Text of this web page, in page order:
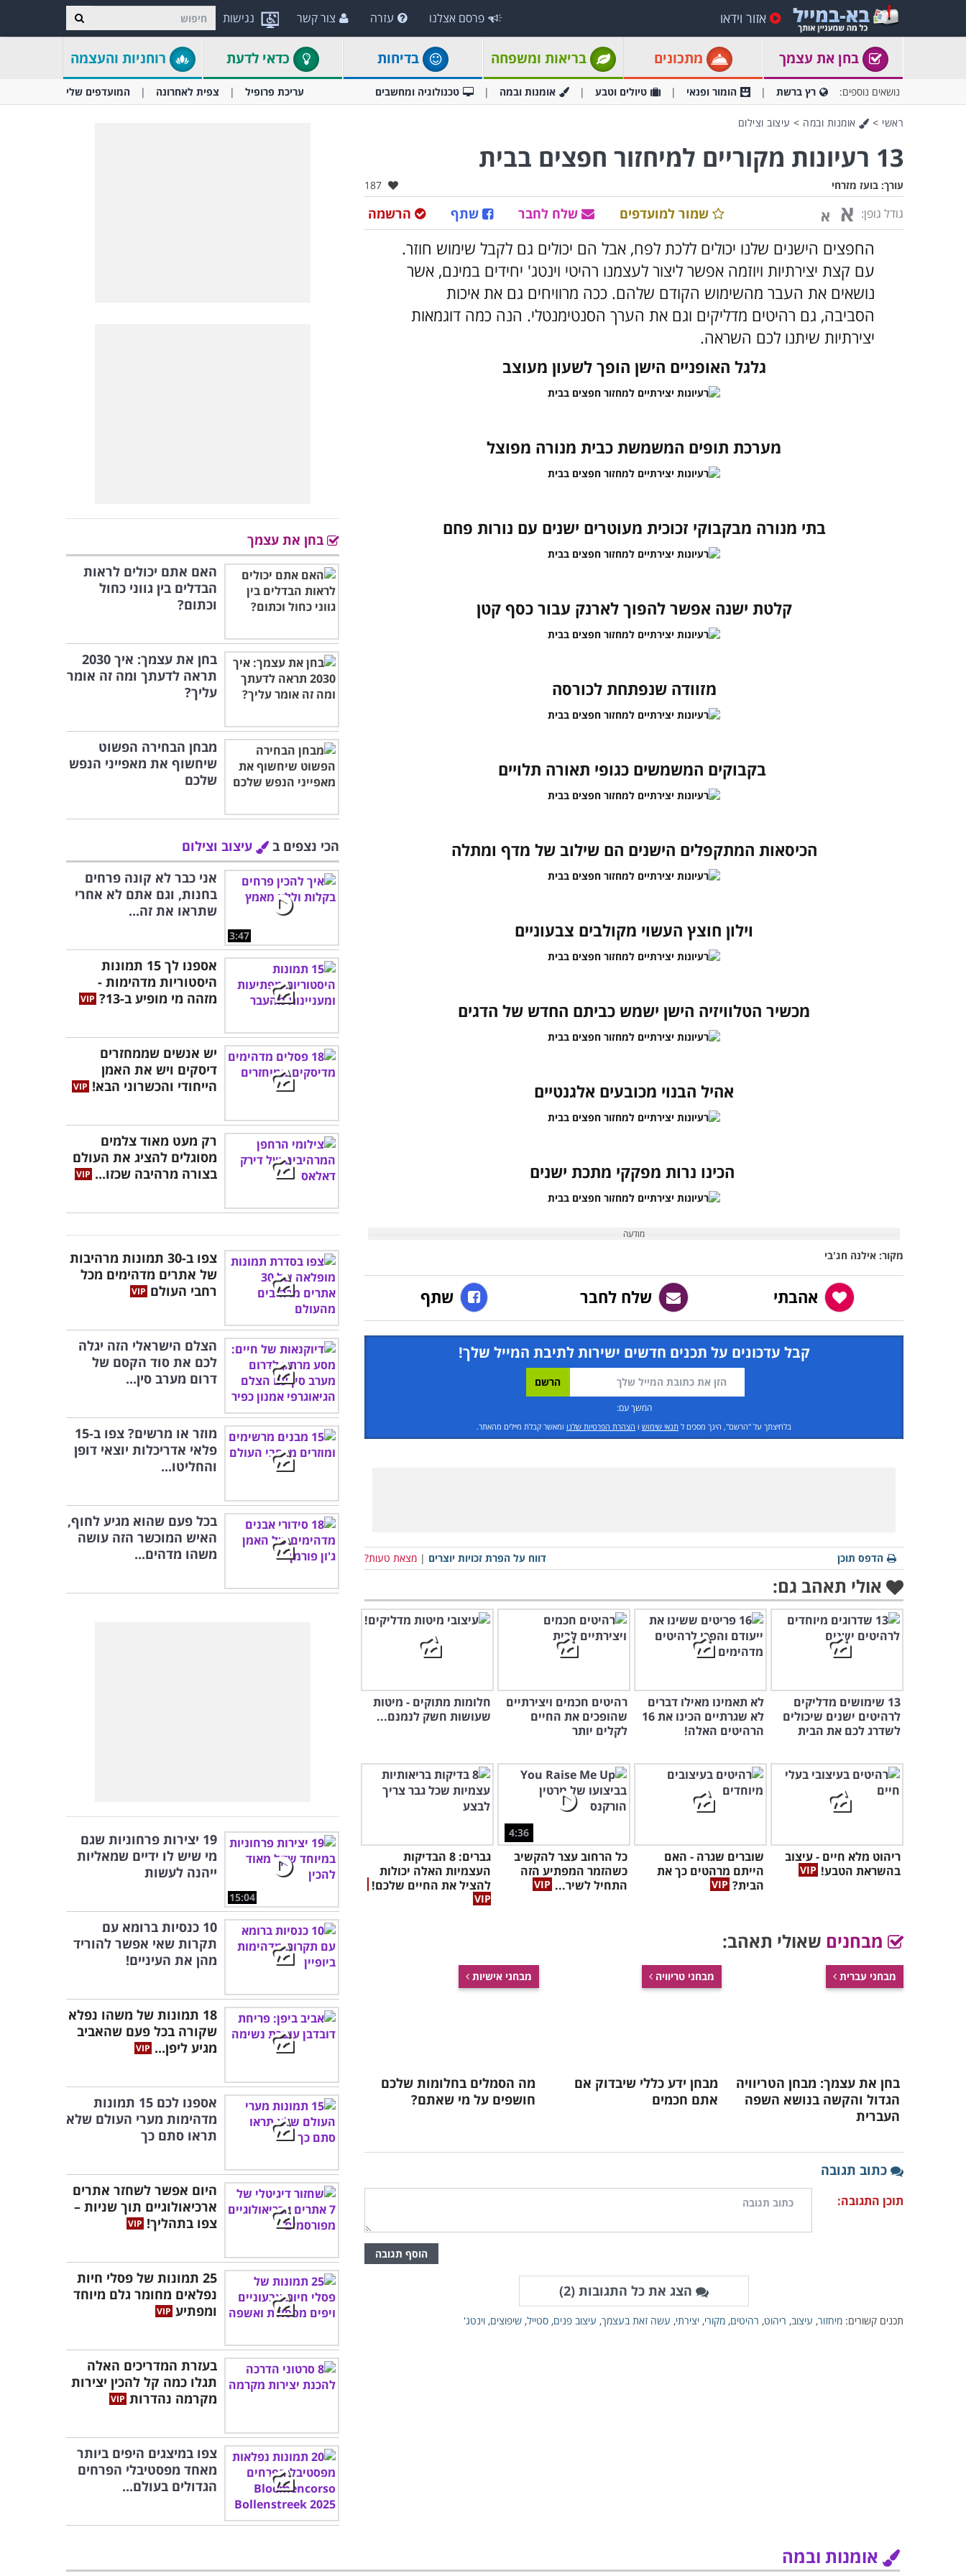
נגישות אזור וידאו פרסם אצלנו עזרה צור קשר
בחן את עצמך מתכונים בריאות ומשפחה בדיחות כדאי לדעת רוחניות והעצמה
נושאים נוספים: רץ ברשת הומור ופנאי טיולים וטבע אומנות ובמה טכנולוגיה ומחשבים עריכת פרופיל צפית לאחרונה המועדפים שלי
ראשי > אומנות ובמה > עיצוב וצילום
13 רעיונות מקוריים למיחזור חפצים בבית
עורך: בועז מזרחי אהבו:
187
גודל גופן: א א הרשמה שתף שלח לחבר שמור למועדפים
החפצים הישנים שלנו יכולים ללכת לפח, אבל הם יכולים גם לקבל שימוש חוזר.
עם קצת יצירתיות ויוזמה אפשר ליצור לעצמנו רהיטי וינטג' יחידים במינם, אשר
נושאים את העבר מהשימוש הקודם שלהם. ככה מרוויחים גם את איכות
הסביבה, גם רהיטים מדליקים וגם את הערך הסנטימנטלי. הנה כמה דוגמאות
יצירתיות שיתנו לכם השראה.
גלגל האופניים הישן הופך לשעון מעוצב
מערכת תופים המשמשת כבית מנורה מפוצל
בתי מנורה מבקבוקי זכוכית מעוטרים ישנים עם נורות פחם
קלטת ישנה אפשר להפוך לארנק עבור כסף קטן
מזוודה שנפתחת לכורסה
בקבוקים המשמשים כגופי תאורה תלויים
הכיסאות המתקפלים הישנים הם שילוב של מדף ומתלה
וילון חוצץ העשוי מקולבים צבעוניים
מכשיר הטלוויזיה הישן ישמש כביתם החדש של הדגים
אהיל הבנוי מכובעים אלגנטיים
הכינו נרות מפקקי מתכת ישנים
מקור: אילנה חג'בי
אהבתי שלח לחבר שתף
קבל עדכונים על תכנים חדשים ישירות לתיבת המייל שלך!
המשך עם:
בלחיצתך על "הרשם", הינך מסכים ל תנאי שימוש ו הצהרת הפרטיות שלנו ומאשר קבלת מיילים מהאתר.
דווח על הפרת זכויות יוצרים | מצאת טעות? הדפס תוכן
אולי תאהב גם:
13 שימושים מדליקים
לרהיטים ישנים שיכולים
לשדרג לכם את הבית
לא תאמינו מאילו דברים
לא שגרתיים הכינו את 16
הרהיטים האלה!
רהיטים חכמים ויצירתיים
שהופכים את החיים
לקלים יותר
חלומות מתוקים - מיטות
שעושות חשק לנמנם...
ריהוט מלא חיים - עיצוב
בהשראת הטבע!
שוברים שגרה - האם
הייתם מרהטים כך את
הבית?
4:36
כל הרחוב עצר להקשיב
כשהזמר המפתיע הזה
התחיל לשיר...
גברים: 8 הבדיקות
העצמיות האלה יכולות
להציל את החיים שלכם!
מבחנים שאולי תאהב:
מבחני עברית
בחן את עצמך: מבחן הטריוויה
הגדול והקשה בנושא השפה
העברית
מבחני טריוויה
מבחן ידע כללי שיבדוק אם
אתם חכמים
מבחני אישיות
מה הסמלים בחלומות שלכם
חושפים על מי שאתם?
כתוב תגובה
תוכן התגובה:
הוסף תגובה
הצג את כל התגובות (2
)
תכנים קשורים: מיחזור, עיצוב, ריהוט, רהיטים, מקורי, יצירתי, עשה זאת בעצמך, עיצוב פנים, סטייל, שיפוצים, וינטג'
בחן את עצמך
האם אתם יכולים לראות
הבדלים בין גווני כחול
וכתום?
בחן את עצמך: איך 2030
תראה לדעתך ומה זה אומר
עליך?
מבחן הבחירה הפשוט
שיחשוף את מאפייני הנפש
שלכם
הכי נצפים ב עיצוב וצילום
3:47
אני כבר לא קונה פרחים
בחנות, וגם אתם לא אחרי
שתראו את זה...
אספנו לך 15 תמונות
היסטוריות מדהימות -
מזהה מי מופיע ב-13?
יש אנשים שממחזרים
דיסקים ויש את האמן
הייחודי והכשרוני הבא!
רק מעט מאוד צלמים
מסוגלים להציג את העולם
בצורה מרהיבה שכזו...
צפו ב-30 תמונות מרהיבות
של אתרים מדהימים מכל
רחבי העולם
הצלם הישראלי הזה יגלה
לכם את סוד הקסם של
דרום מערב סין...
מוזר או מרשים? צפו ב-15
פלאי אדריכלות יוצאי דופן
והחליטו...
בכל פעם שהוא מגיע לחוף,
האיש המוכשר הזה עושה
משהו מדהים...
15:04
19 יצירות פרחוניות שגם
מי שיש לו ידיים שמאליות
ייהנה לעשות
10 כנסיות ברומא עם
תקרות שאי אפשר להוריד
מהן את העיניים!
18 תמונות של משהו נפלא
שקורה בכל פעם שהאביב
מגיע ליפן...
אספנו לכם 15 תמונות
מדהימות מערי העולם שלא
תראו סתם כך
היום אפשר לשחזר אתרים
ארכיאולוגיים תוך שניות –
צפו בתהליך!
25 תמונות של פסלי חיות
נפלאים מחומר גלם מיוחד
ומפתיע
בעזרת המדריכים האלה
תגלו כמה קל להכין יצירות
מקרמה נהדרות
צפו במיצגים היפים ביותר
מאחד מפסטיבלי הפרחים
הגדולים בעולם...
אומנות ובמה